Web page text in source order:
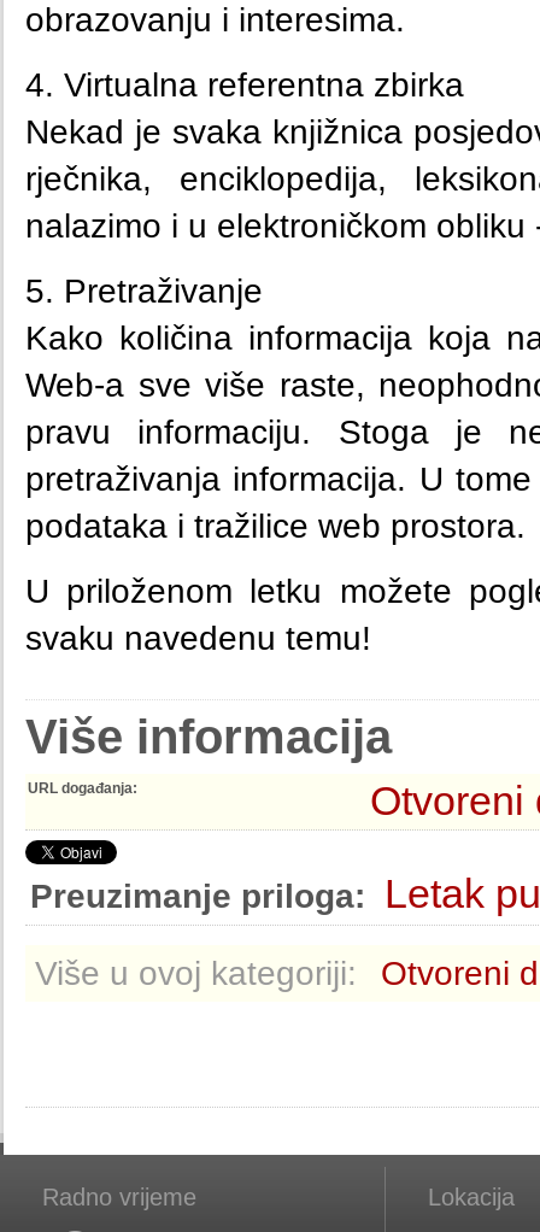
obrazovanju i interesima.
4. Virtualna referentna zbirka
Nekad je svaka knjižnica
rječnika, enciklopedija,
nalazimo i u elektroničkom
5. Pretraživanje
Kako količina informacija koja
Web-a sve više raste,
pravu informaciju. Stoga je
pretraživanja informacija. U
podataka i tražilice web prostora.
U priloženom letku možete
svaku navedenu temu!
Više informacija
URL događanja: Otvoreni
Preuzimanje priloga: Letak
Više u ovoj kategoriji: Otvoreni
Radno vrijeme Lokacija